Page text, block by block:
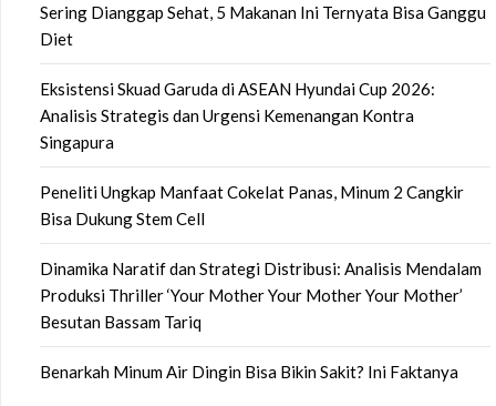
Sering Dianggap Sehat, 5 Makanan Ini Ternyata Bisa Ganggu
Diet
Eksistensi Skuad Garuda di ASEAN Hyundai Cup 2026:
Analisis Strategis dan Urgensi Kemenangan Kontra
Singapura
Peneliti Ungkap Manfaat Cokelat Panas, Minum 2 Cangkir
Bisa Dukung Stem Cell
Dinamika Naratif dan Strategi Distribusi: Analisis Mendalam
Produksi Thriller ‘Your Mother Your Mother Your Mother’
Besutan Bassam Tariq
Benarkah Minum Air Dingin Bisa Bikin Sakit? Ini Faktanya